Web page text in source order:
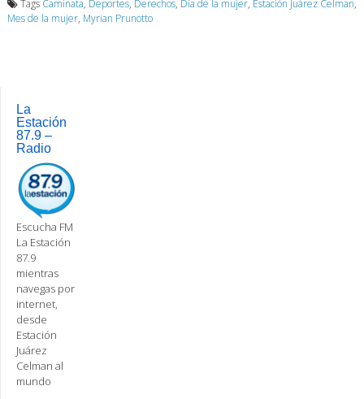
Tags Caminata, Deportes, Derechos, Día de la mujer, Estación Juárez Celman,
Mes de la mujer, Myrian Prunotto
La
Estación
87.9 –
Radio
Escucha FM
La Estación
87.9
mientras
navegas por
internet,
desde
Estación
Juárez
Celman al
mundo